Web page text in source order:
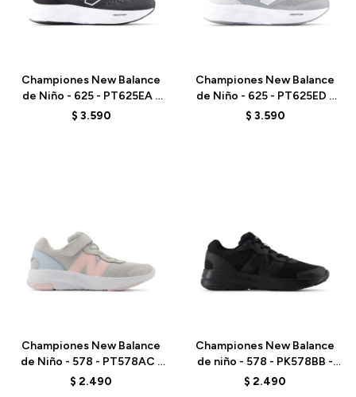
Championes New Balance
de Niño - 625 - PT625EA -
BLACK
$ 3.590
Championes New Balance
de Niño - 625 - PT625ED -
GREY
$ 3.590
Championes New Balance
de Niño - 578 - PT578AC -
GREY
$ 2.490
Championes New Balance
de niño - 578 - PK578BB -
ELD
$ 2.490